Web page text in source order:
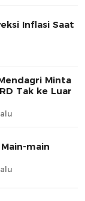
Inflasi Saat
Minta
Tak ke Luar
main